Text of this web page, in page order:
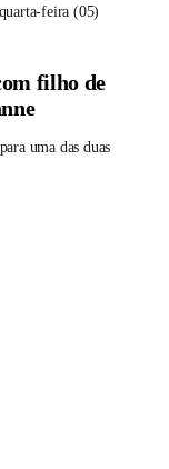
feira (05)
filho de
uma das duas